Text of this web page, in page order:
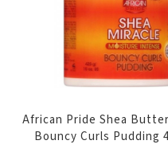
African Pride Shea
Bouncy Curls Pudding